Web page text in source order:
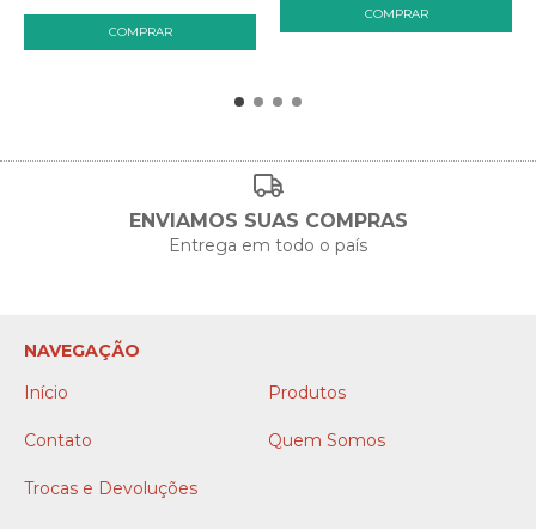
ENVIAMOS SUAS COMPRAS
Entrega em todo o país
NAVEGAÇÃO
Início
Produtos
Contato Quem Somos
Trocas e Devoluções